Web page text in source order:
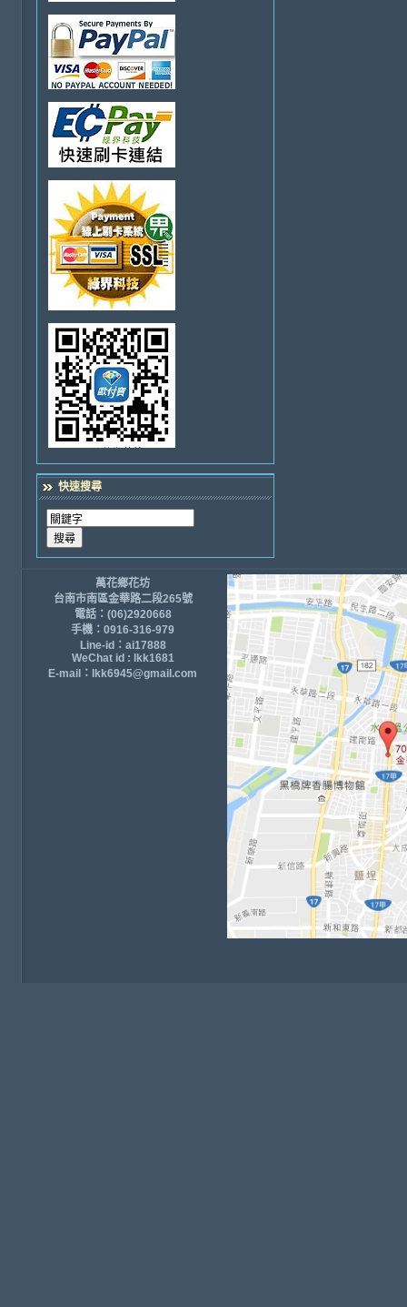
快速搜尋
萬花鄉花坊
台南市南區金華路二段265號
電話：(06)2920668
手機：0916-316-979
Line-id：ai17888
WeChat id : lkk1681
E-mail：lkk6945@gmail.com